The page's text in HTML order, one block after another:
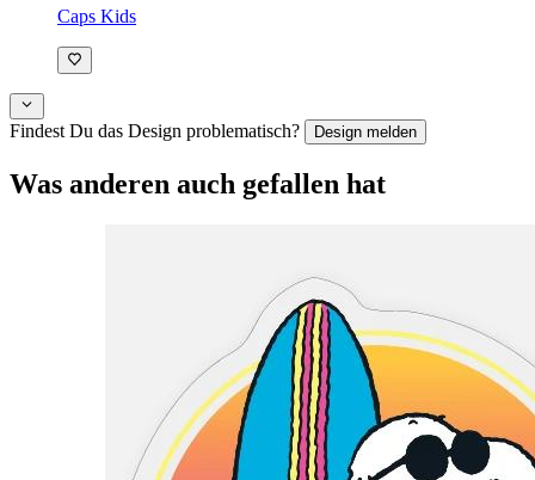
Caps Kids
Findest Du das Design problematisch? Design melden
Was anderen auch gefallen hat